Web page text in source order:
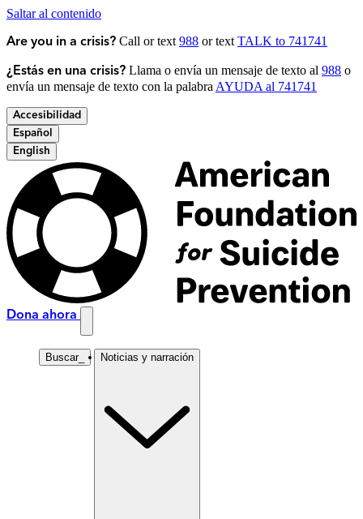
Saltar al contenido
Are you in a crisis? Call or text 988 or text TALK to 741741
¿Estás en una crisis? Llama o envía un mensaje de texto al 988 o
envía un mensaje de texto con la palabra AYUDA al 741741
Accesibilidad
Español
English
Dona ahora
Buscar_ Noticias y narración